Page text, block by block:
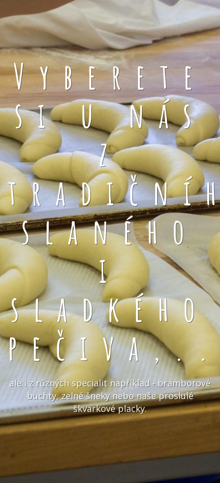
Vyberete
si u nás
z
slaného
i
sladkého
ale i z různých specialit například - bramborové
buchty, zelné šneky nebo naše proslulé
škvarkové placky.